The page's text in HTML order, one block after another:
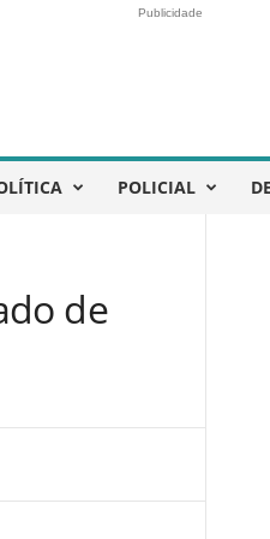
Publicidade
POLICIAL
de